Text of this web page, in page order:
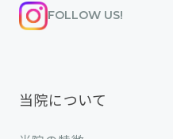
FOLLOW US!
当院について